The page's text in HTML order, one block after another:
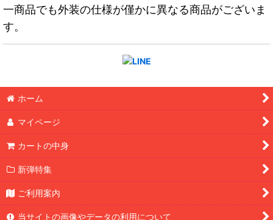
一商品でも外装の仕様が僅かに異なる商品がございま
す。
ホーム
マイページ
カートの中身
新弾特集
ご利用案内
当サイトの画像やデータの利用について